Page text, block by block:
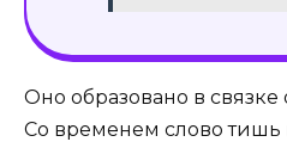
Оно образовано в связке
Со временем слово тишь